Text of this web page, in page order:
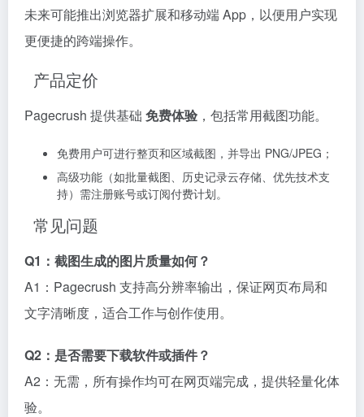
未来可能推出浏览器扩展和移动端 App，以便用户实现
更便捷的跨端操作。
产品定价
Pagecrush 提供基础 免费体验 ，包括常用截图功能。
免费用户可进行整页和区域截图，并导出 PNG/JPEG；
高级功能（如批量截图、历史记录云存储、优先技术支
持）需注册账号或订阅付费计划。
常见问题
Q1：截图生成的图片质量如何？
A1：Pagecrush 支持高分辨率输出，保证网页布局和
文字清晰度，适合工作与创作使用。
Q2：是否需要下载软件或插件？
A2：无需，所有操作均可在网页端完成，提供轻量化体
验。